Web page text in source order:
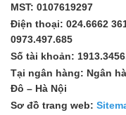
MST: 0107619297
Điện thoại: 024.6662
0973.497.685
Số tài khoản:
Tại ngân hàng: Ngân
Đô – Hà Nội
Sơ đồ trang web: